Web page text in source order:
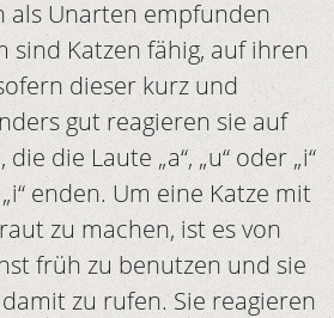
als Unarten empfunden
sind Katzen fähig, auf ihren
dieser kurz und
gut reagieren sie auf
die Laute „a“, „u“ oder „i“
enden. Um eine Katze mit
zu machen, ist es von
früh zu benutzen und sie
zu rufen. Sie reagieren